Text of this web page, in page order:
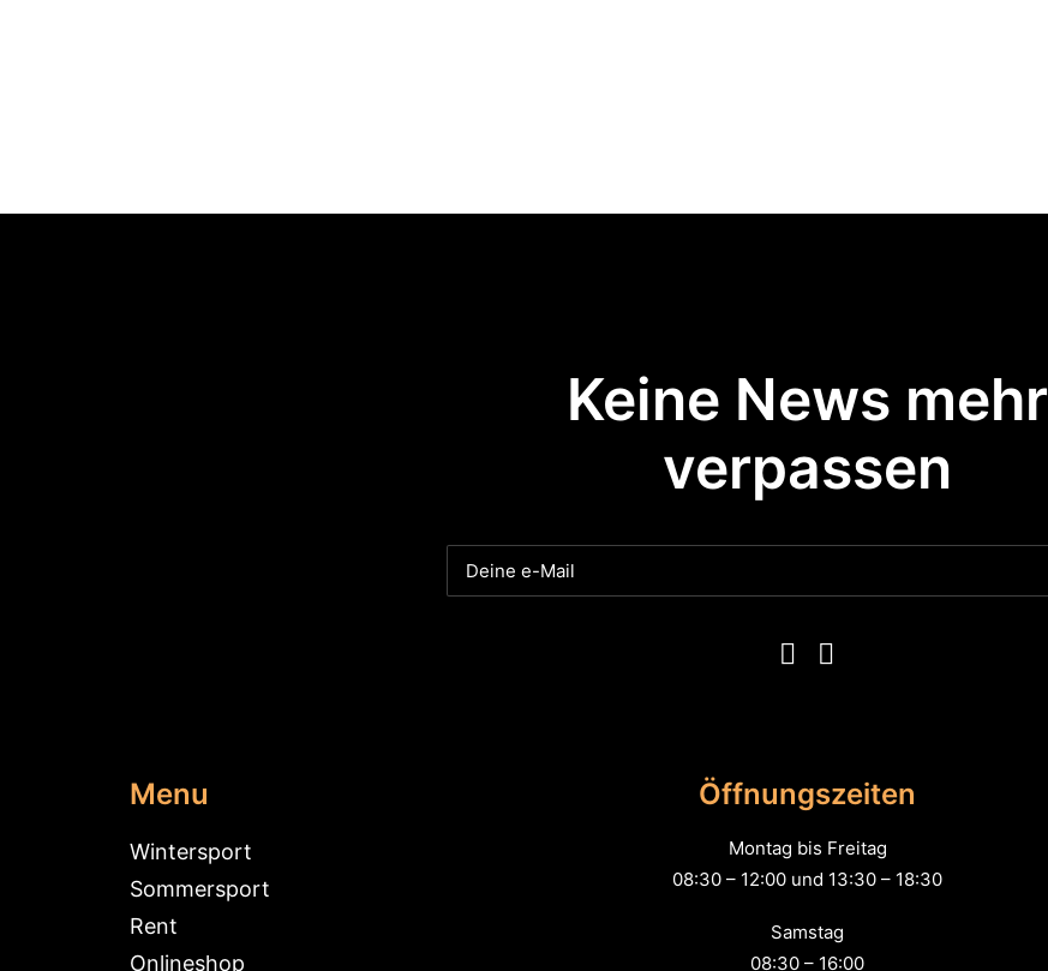
Keine News mehr
verpassen
Menu
Wintersport
Sommersport
Rent
Onlineshop
Öffnungszeiten
Montag bis Freitag
08:30 – 12:00 und 13:30 – 18:30
Samstag
08:30 – 16:00